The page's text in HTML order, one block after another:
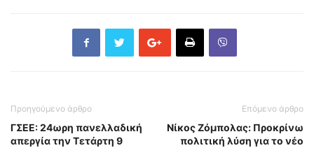
Προηγούμενο άρθρο
ΓΣΕΕ: 24ωρη πανελλαδική
απεργία την Τετάρτη 9
Επόμενο άρθρο
Νίκος Ζόμπολας: Προκρίνω
πολιτική λύση για το νέο